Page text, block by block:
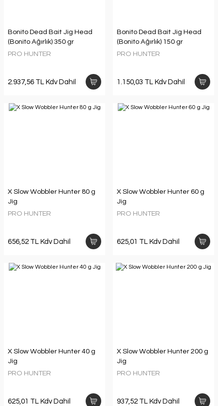
Bonito Dead Bait Jig Head
(Bonito Ağırlık) 350 gr
PRO HUNTER
2.937,56 TL Kdv Dahil
Bonito Dead Bait Jig Head
(Bonito Ağırlık) 150 gr
PRO HUNTER
1.150,03 TL Kdv Dahil
X Slow Wobbler Hunter 80 g
Jig
PRO HUNTER
656,52 TL Kdv Dahil
X Slow Wobbler Hunter 60 g
Jig
PRO HUNTER
625,01 TL Kdv Dahil
X Slow Wobbler Hunter 40 g
Jig
PRO HUNTER
625,01 TL Kdv Dahil
X Slow Wobbler Hunter 200 g
Jig
PRO HUNTER
937,52 TL Kdv Dahil